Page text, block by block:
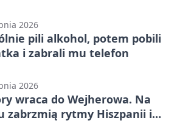
2026
pili alkohol, potem pobili
i zabrali mu telefon
2026
wraca do Wejherowa. Na
zabrzmią rytmy Hiszpanii i